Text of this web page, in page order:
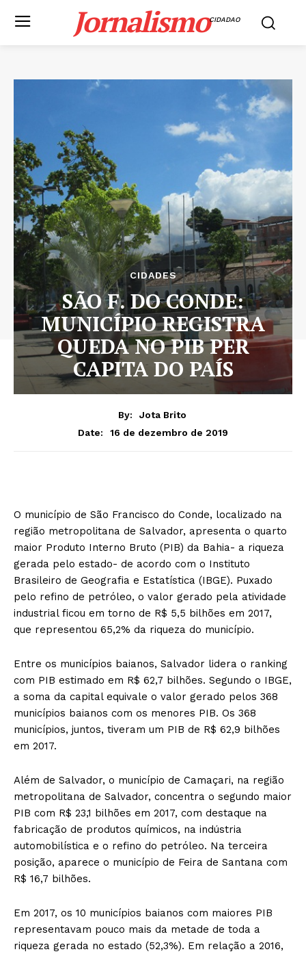
JornalismoCIDADAO
CIDADES
SÃO F. DO CONDE:
MUNICÍPIO REGISTRA
QUEDA NO PIB PER
CAPITA DO PAÍS
By:
Jota Brito
Date:
16 de dezembro de 2019
O município de São Francisco do Conde, localizado na
região metropolitana de Salvador, apresenta o quarto
maior Produto Interno Bruto (PIB) da Bahia- a riqueza
gerada pelo estado- de acordo com o Instituto
Brasileiro de Geografia e Estatística (IBGE). Puxado
pelo refino de petróleo, o valor gerado pela atividade
industrial ficou em torno de R$ 5,5 bilhões em 2017,
que representou 65,2% da riqueza do município.
Entre os municípios baianos, Salvador lidera o ranking
com PIB estimado em R$ 62,7 bilhões. Segundo o IBGE,
a soma da capital equivale o valor gerado pelos 368
municípios baianos com os menores PIB. Os 368
municípios, juntos, tiveram um PIB de R$ 62,9 bilhões
em 2017.
Além de Salvador, o município de Camaçari, na região
metropolitana de Salvador, concentra o segundo maior
PIB com R$ 23,1 bilhões em 2017, com destaque na
fabricação de produtos químicos, na indústria
automobilística e o refino do petróleo. Na terceira
posição, aparece o município de Feira de Santana com
R$ 16,7 bilhões.
Em 2017, os 10 municípios baianos com maiores PIB
representavam pouco mais da metade de toda a
riqueza gerada no estado (52,3%). Em relação a 2016,